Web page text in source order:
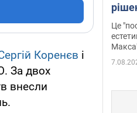
Коренєв і
За двох
внесли
Фото
Це